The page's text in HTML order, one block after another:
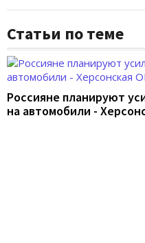
Статьи по теме
Россияне планируют
на автомобили -